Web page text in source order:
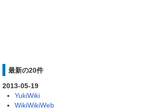
最新の20件
2013-05-19
YukiWiki
WikiWikiWeb